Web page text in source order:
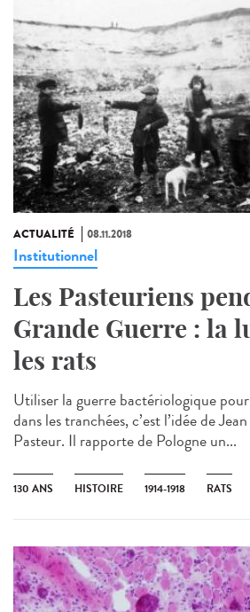
ACTUALITÉ 08.11.2018
Institutionnel
Les Pasteuriens
Grande Guerre : la
les rats
Utiliser la guerre bactériologique
dans les tranchées, c’est l’idée de
Pasteur. Il rapporte de Pologne un...
130 ANS HISTOIRE 1914-1918 RATS